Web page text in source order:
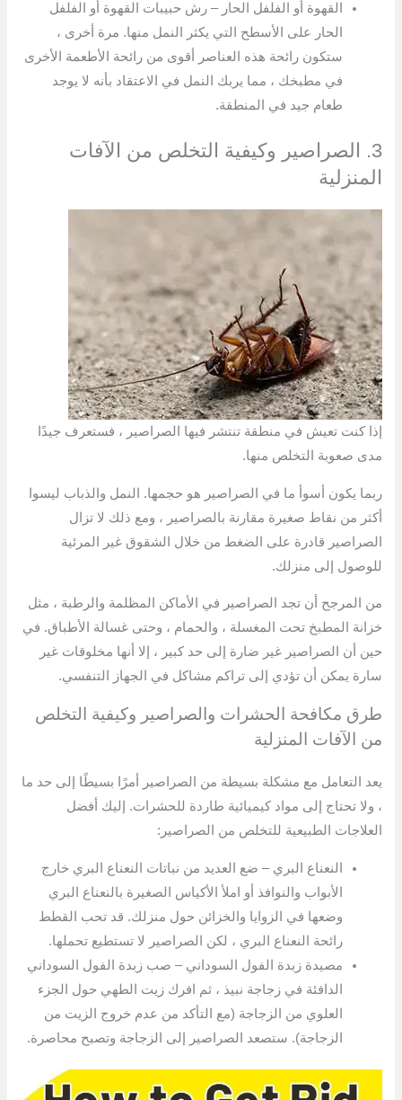
القهوة أو الفلفل الحار – رش حبيبات القهوة أو الفلفل
الحار على الأسطح التي يكثر النمل منها. مرة أخرى ،
ستكون رائحة هذه العناصر أقوى من رائحة الأطعمة الأخرى
في مطبخك ، مما يربك النمل في الاعتقاد بأنه لا يوجد
طعام جيد في المنطقة.
3. الصراصير وكيفية التخلص من الآفات
المنزلية
إذا كنت تعيش في منطقة تنتشر فيها الصراصير ، فستعرف جيدًا
مدى صعوبة التخلص منها.
ربما يكون أسوأ ما في الصراصير هو حجمها. النمل والذباب ليسوا
أكثر من نقاط صغيرة مقارنة بالصراصير ، ومع ذلك لا تزال
الصراصير قادرة على الضغط من خلال الشقوق غير المرئية
للوصول إلى منزلك.
من المرجح أن تجد الصراصير في الأماكن المظلمة والرطبة ، مثل
خزانة المطبخ تحت المغسلة ، والحمام ، وحتى غسالة الأطباق. في
حين أن الصراصير غير ضارة إلى حد كبير ، إلا أنها مخلوقات غير
سارة يمكن أن تؤدي إلى تراكم مشاكل في الجهاز التنفسي.
طرق مكافحة الحشرات والصراصير وكيفية التخلص
من الآفات المنزلية
يعد التعامل مع مشكلة بسيطة من الصراصير أمرًا بسيطًا إلى حد ما
، ولا تحتاج إلى مواد كيميائية طاردة للحشرات. إليك أفضل
العلاجات الطبيعية للتخلص من الصراصير:
النعناع البري – ضع العديد من نباتات النعناع البري خارج
الأبواب والنوافذ أو املأ الأكياس الصغيرة بالنعناع البري
وضعها في الزوايا والخزائن حول منزلك. قد تحب القطط
رائحة النعناع البري ، لكن الصراصير لا تستطيع تحملها.
مصيدة زبدة الفول السوداني – صب زبدة الفول السوداني
الدافئة في زجاجة نبيذ ، ثم افرك زيت الطهي حول الجزء
العلوي من الزجاجة (مع التأكد من عدم خروج الزيت من
الزجاجة). ستصعد الصراصير إلى الزجاجة وتصبح محاصرة.